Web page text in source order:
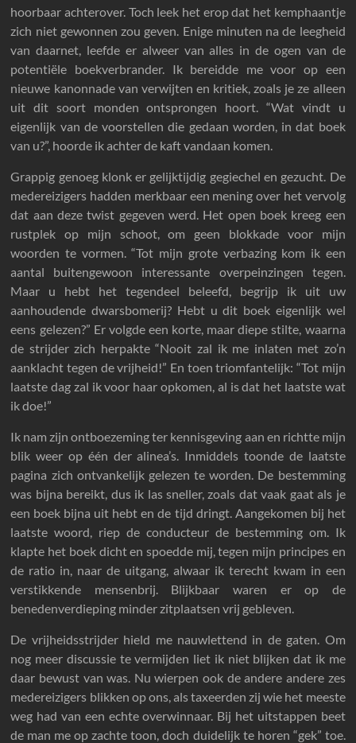
hoorbaar achterover. Toch leek het erop dat het kemphaantje
zich niet gewonnen zou geven. Enige minuten na de leegheid
van daarnet, leefde er alweer van alles in de ogen van de
potentiële boekverbrander. Ik bereidde me voor op een
nieuwe kanonnade van verwijten en kritiek, zoals je ze alleen
uit dit soort monden ontsprongen hoort. “Wat vindt u
eigenlijk van de voorstellen die gedaan worden, in dat boek
van u?”, hoorde ik achter de kaft vandaan komen.
Grappig genoeg klonk er gelijktijdig gegiechel en gezucht. De
medereizigers hadden merkbaar een mening over het vervolg
dat aan deze twist gegeven werd. Het open boek kreeg een
rustplek op mijn schoot, om geen blokkade voor mijn
woorden te vormen. “Tot mijn grote verbazing kom ik een
aantal buitengewoon interessante overpeinzingen tegen.
Maar u hebt het tegendeel beleefd, begrijp ik uit uw
aanhoudende dwarsbomerij? Hebt u dit boek eigenlijk wel
eens gelezen?” Er volgde een korte, maar diepe stilte, waarna
de strijder zich herpakte “Nooit zal ik me inlaten met zo’n
aanklacht tegen de vrijheid!” En toen triomfantelijk: “Tot mijn
laatste dag zal ik voor haar opkomen, al is dat het laatste wat
ik doe!”
Ik nam zijn ontboezeming ter kennisgeving aan en richtte mijn
blik weer op één der alinea’s. Inmiddels toonde de laatste
pagina zich ontvankelijk gelezen te worden. De bestemming
was bijna bereikt, dus ik las sneller, zoals dat vaak gaat als je
een boek bijna uit hebt en de tijd dringt. Aangekomen bij het
laatste woord, riep de conducteur de bestemming om. Ik
klapte het boek dicht en spoedde mij, tegen mijn principes en
de ratio in, naar de uitgang, alwaar ik terecht kwam in een
verstikkende mensenbrij. Blijkbaar waren er op de
benedenverdieping minder zitplaatsen vrij gebleven.
De vrijheidsstrijder hield me nauwlettend in de gaten. Om
nog meer discussie te vermijden liet ik niet blijken dat ik me
daar bewust van was. Nu wierpen ook de andere andere zes
medereizigers blikken op ons, als taxeerden zij wie het meeste
weg had van een echte overwinnaar. Bij het uitstappen beet
de man me op zachte toon, doch duidelijk te horen “gek” toe.